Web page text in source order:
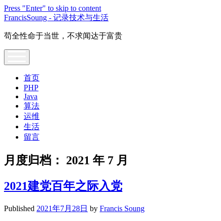
Press "Enter" to skip to content
FrancisSoung - 记录技术与生活
苟全性命于当世，不求闻达于富贵
首页
PHP
Java
算法
运维
生活
留言
月度归档： 2021 年 7 月
2021建党百年之际入党
Published 2021年7月28日 by Francis Soung